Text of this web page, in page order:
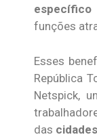
específico
funções
Esses
República
Netspick,
das